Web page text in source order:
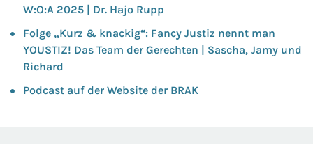
W:O:A 2025 | Dr. Hajo Rupp
Folge „Kurz & knackig“: Fancy Justiz nennt man
YOUSTIZ! Das Team der Gerechten | Sascha, Jamy und
Richard
Podcast auf der Website der BRAK